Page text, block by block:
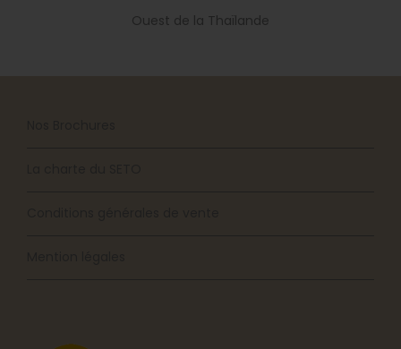
Ouest de la Thaïlande